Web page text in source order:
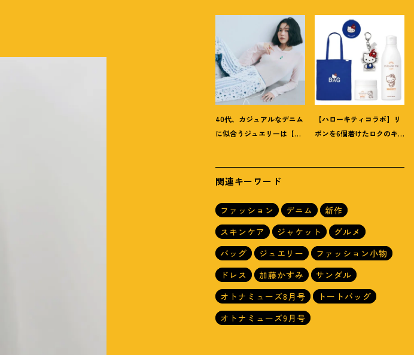
40代、カジュアルなデニム
に似合うジュエリーは【お
【ハローキティコラボ】リ
ボンを6個着けたロクのキ
関連キーワード
ファッション デニム
新作
スキンケア
ジャケット
グルメ
バッグ
ジュエリー
ファッション小物
ドレス
加藤かすみ
サンダル
オトナミューズ8月号
トートバッグ
オトナミューズ9月号